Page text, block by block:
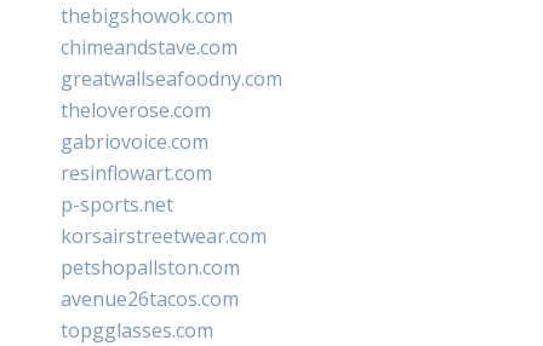
thebigshowok.com
chimeandstave.com
greatwallseafoodny.com
theloverose.com
gabriovoice.com
resinflowart.com
p-sports.net
korsairstreetwear.com
petshopallston.com
avenue26tacos.com
topgglasses.com